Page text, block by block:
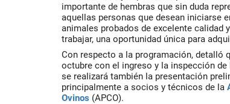
importante de hembras que sin duda
aquellas personas que desean iniciarse
animales probados de excelente calidad
trabajar, una oportunidad única para
Con respecto a la programación, detalló
octubre con el ingreso y la inspección
se realizará también la presentación
principalmente a socios y técnicos de la
Ovinos (APCO).